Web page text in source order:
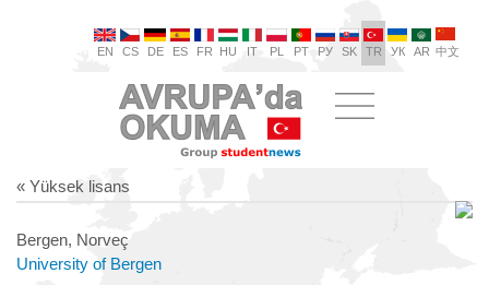
EN CS DE ES FR HU IT PL PT РУ SK TR УК AR 中文
« Yüksek lisans
Bergen, Norveç
University of Bergen